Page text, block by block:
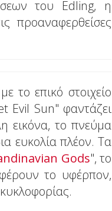
του Edling, η
προαναφερθείσες
το επικό στοιχείο
Evil Sun" φαντάζει
εικόνα, το πνεύμα
ευκολία πλέον. Τα
Gods", το
το υφέρπον,